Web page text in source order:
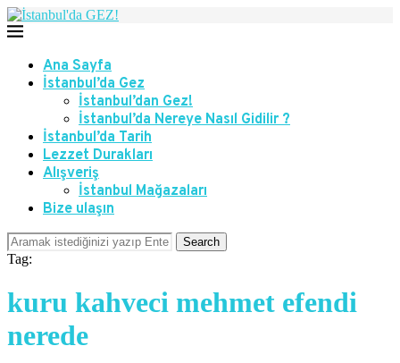
Ana Sayfa
İstanbul’da Gez
İstanbul’dan Gez!
İstanbul’da Nereye Nasıl Gidilir ?
İstanbul’da Tarih
Lezzet Durakları
Alışveriş
İstanbul Mağazaları
Bize ulaşın
Search
Tag:
kuru kahveci mehmet efendi
nerede